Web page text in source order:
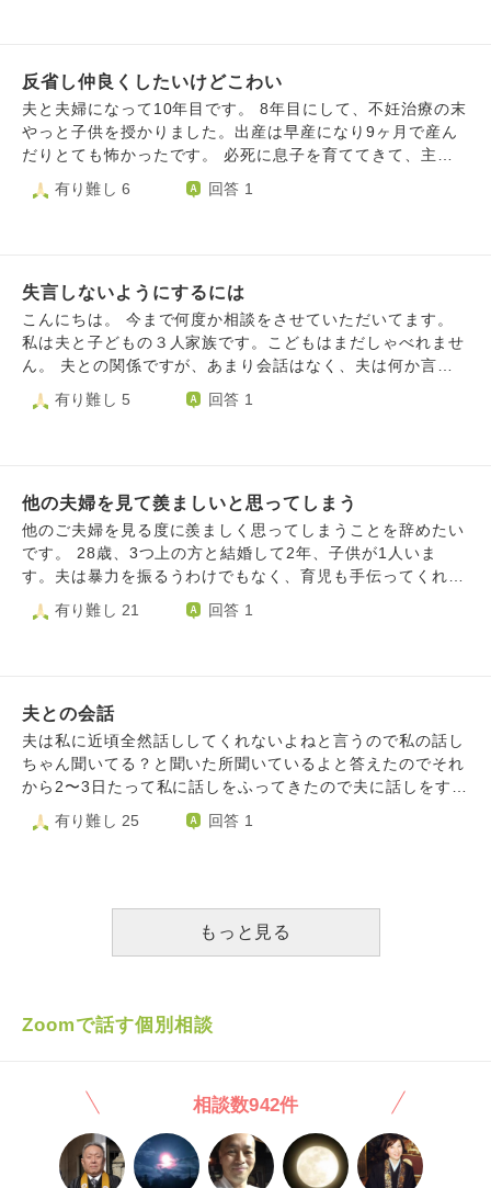
ん」とだけ言ってやりません。私の出張の時、留守の間に台
風が来るからと家回りの片付けをお願いしても、「うん」と
だけ言ってやりません。 主人の趣味にも付き合ったりもし
ました。でも一人夢中になるだけで、話は何もできませんで
した。 私が体調を崩すと、家のことを一手に引き受けてく
れます。本当に有難いけど、私を空気みたいに扱います。大
ったりもしています。 いい人なんです。口下手は知ってた
けど、でも、辛いです。
返してくれたり等はなくて、しばらくは心がけていたんです
が、やめてしまいました。 私すごく寂しいんだと思いま
す。 何を伝えても何も主人に響かなくて。 私だけが空回り
していて。 離婚や別居など別れる事は考えていませんが、
らないまま、ずーと生きていくのかなと思うと辛いです。
願いします。
入るから疲れる」と返事が着ました。私は以前にも同じよう
な事を言われたので「今度は気をつけるから許してほしい」
と謝りましたが、夫の態度は変わりませんでした。 その後
一年経ってまたメールで「会話をしてほしい」と頼んだので
ようになった気がします。それも全く無い時もあります。
買ってきてくれます。その時も無言ですが…。 私もパート
で仕事に出ていて仲間と会話出来る日はいいのですが、休み
の日になると誰とも会話しないのでとても寂しく悲しい気持
ちになります。 この先どのような心構えで生きていけばよ
い致します。
反省し仲良くしたいけどこわい
夫と夫婦になって10年目です。 8年目にして、不妊治療の末
やっと子供を授かりました。出産は早産になり9ヶ月で産ん
だりとても怖かったです。 必死に息子を育ててきて、主人
も一緒に頑張って育ててくれました。 しかし1年前くらいか
ら、また機嫌が悪かったり八つ当たりがすごかったり、また
ので、息子と遊べるようになりました。でも、主人とは相変
わらず話せず（相談とかすると、俺に言うな！）とキレられ
ます。寂しくて辛くて、私は同僚と卑猥なLINEのやり取り
をするようになってしまいました。今から3ヶ月前からのこ
調子悪いの？と聞いて起きたところ、私の携帯を開いていた
伝えたつもりですが、何を言っても白々しく感じるだろうと
思います。旦那からは私に対して忌避感がある。触れるのも
気持ち悪い。別れる？と言われまして…私は嫌だと伝え、こ
れから私の態度や生活で誠意を見せます。と言いましたが、
く振る舞いますが、旦那とは会話があまりありません。それ
有り難し 6 回答 1
失言しないようにするには
こんにちは。 今まで何度か相談をさせていただいてます。
私は夫と子どもの３人家族です。こどもはまだしゃべれませ
ん。 夫との関係ですが、あまり会話はなく、夫は何か言い
たいことがあってもこどもに話しかけるふりをして遠回しに
私に伝えてきます。 もう正直そんな夫がめんどくさいので
おもちゃを床が傷つくからだめだと言われたり嫌なことが続
いており、夫に対する負の感情が大きくなっていました。
そんな時夫から遠回しな質問をされたので私も嫌味な言い方
で返してしまいました。すると夫は「なぜそんな言い方をす
ぐ謝りましたが、聞き入れてくれず、それ以降無視されてい
反省しています。 ちょっと考えて発言すれば、お互い嫌な
気持ちにならずに済むのに何でこうなっちゃったんだと後悔
の嵐です。 でもその一方、夫のしてきたことに比べれば、
私の一言なんて対したことないじゃん、と思ってしまった
か、失言しないようにするにはどうしたらいいかアドバイス
有り難し 5 回答 1
他の夫婦を見て羨ましいと思ってしまう
他のご夫婦を見る度に羨ましく思ってしまうことを辞めたい
です。 28歳、3つ上の方と結婚して2年、子供が1人いま
す。夫は暴力を振るうわけでもなく、育児も手伝ってくれる
真面目な人ですが付き合いが浅いまま結婚してしまったため
価値観の違いが最近目立つようになりました。 夫はあまり
からない内容のテレビやソーシャルゲームを好みそれに集中
してしまうため、共通の話題を探すのにも苦労します。 私
がそんな夫に慣れてしまえばよい話なのですが、他所のご夫
婦を見ているとお互いだけで楽しそうに話をしていてとても
気付けなかったのだろう、もっと付き合いを続けて見ていれ
とこれから歯車が合うのかも分からない。このまま家族の結
び付きが強化されるのが怖いです。
有り難し 21 回答 1
夫との会話
夫は私に近頃全然話ししてくれないよねと言うので私の話し
ちゃん聞いてる？と聞いた所聞いているよと答えたのでそれ
から2〜3日たって私に話しをふってきたので夫に話しをする
と、夫はテレビをみながら私の話しを聞いていたので夫に私
今何喋ったか言ってみてと聞いたところ夫は何も言えません
夫から話しをふられても無視して話しません。夫の言ってい
したいのか何を考えているのかわかりません。
有り難し 25 回答 1
もっと見る
Zoomで話す個別相談
相談数942件